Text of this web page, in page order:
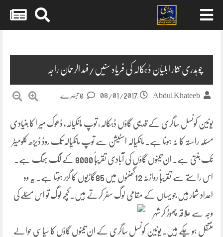
چوہدری نثار اہلیان ڈہکالہ کی فریاد سنیں/فہد الرحمان راجہ
Abdul Khateeb
08/01/2017
یونین کونسل ساگری کے قدیمی گاؤں ڈہکالہ، توپ مانکیالہ، ڈھوک میر ا کا بنیادی
مسئلہ راستہ کا نہ ہونا ہے۔ مانکیالہ اسٹیشن سے توپ مانکیالہ تک روڈ ڈیڑھ کلومیٹر
تک بنتی ہے۔ ان تینوں گاؤں کی آبادی تقریباً 8000 کے لگ بھگ ہے۔
اس راستے سے تقریباً روازنہ 12گھنٹوں میں 85گاڑیوں کا گزر ہوتا ہے۔ یہ وہ
اعداد شمار ہیں جو یہاں کے مقامی لوگ سفر کرتے ہیں۔ کچھ لوگ تو اس مسئلے کی
وجہ سے علاقہ چھوڑ کر شہر
منتقل ہو چکے ہیں۔ یونین کونسل ساگری کے ان تینوں گاؤں کا سیاسی حوالے